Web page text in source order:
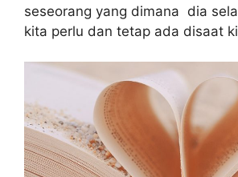
seseorang yang dimana dia
kita perlu dan tetap ada disaat